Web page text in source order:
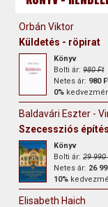
Orbán Viktor
Küldetés - röpirat
Könyv
Bolti ár:980 Ft
Netes ár: 980
0%
Baldavári Eszter -
Szecessziós
Könyv
Bolti ár:29 990
Netes ár: 26
10%
Elisabeth Haich